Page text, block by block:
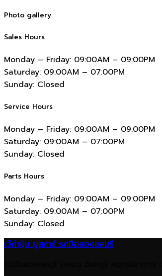
Photo gallery
Sales Hours
Monday – Friday: 09:00AM – 09:00PM
Saturday: 09:00AM – 07:00PM
Sunday: Closed
Service Hours
Monday – Friday: 09:00AM – 09:00PM
Saturday: 09:00AM – 07:00PM
Sunday: Closed
Parts Hours
Monday – Friday: 09:00AM – 09:00PM
Saturday: 09:00AM – 07:00PM
Sunday: Closed
เจ๊คำปุ่น ยูสคาร์ รถมือสองชลบุรี